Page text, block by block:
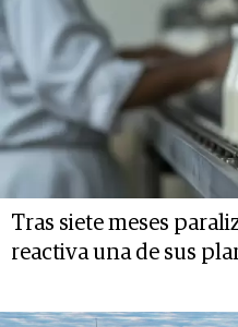
Tras siete meses
reactiva una de sus